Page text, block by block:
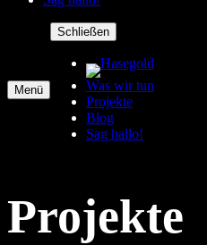
Menü
Schließen
Was wir tun
Projekte
Blog
Sag hallo!
Projekte